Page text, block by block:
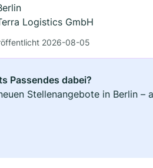
Logistics GmbH
2026-08-05
Passendes dabei?
Stellenangebote in Berlin